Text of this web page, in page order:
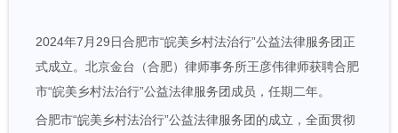
2024年7月29日合肥市“皖美乡村法治行”公益法律服务团正
式成立。北京金台（合肥）律师事务所王彦伟律师获聘合肥
市“皖美乡村法治行”公益法律服务团成员，任期二年。
合肥市“皖美乡村法治行”公益法律服务团的成立，全面贯彻